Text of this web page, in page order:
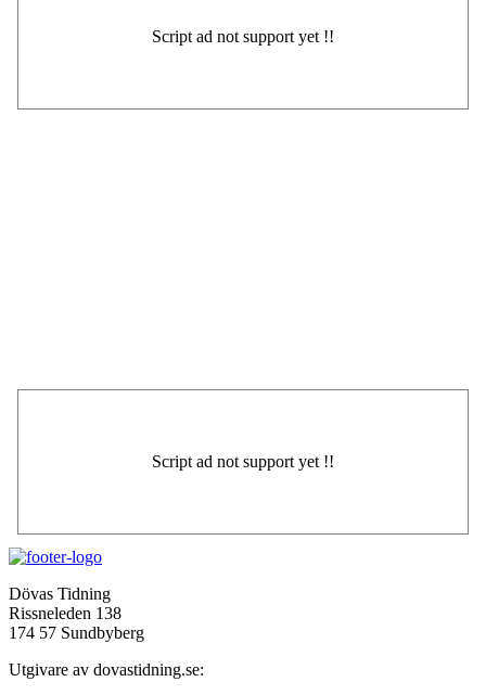
Dövas Tidning
Rissneleden 138
174 57 Sundbyberg
Utgivare av dovastidning.se: